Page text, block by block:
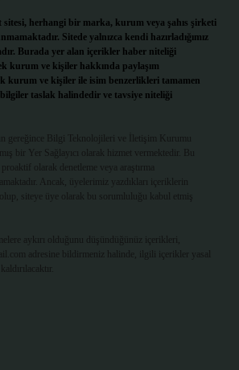
sitesi, herhangi bir marka, kurum veya şahıs şirketi
Sitede yalnızca kendi hazırladığımız
Burada yer alan içerikler haber niteliği
kurum ve kişiler hakkında paylaşım
kurum ve kişiler ile isim benzerlikleri tamamen
taslak halindedir ve tavsiye niteliği
gereğince Bilgi Teknolojileri ve İletişim Kurumu
bir Yer Sağlayıcı olarak hizmet vermektedir. Bu
olarak denetleme veya araştırma
Ancak, üyelerimiz yazdıkları içeriklerin
siteye üye olarak bu sorumluluğu kabul etmiş
aykırı olduğunu düşündüğünüz içerikleri,
adresine bildirmeniz halinde, ilgili içerikler yasal